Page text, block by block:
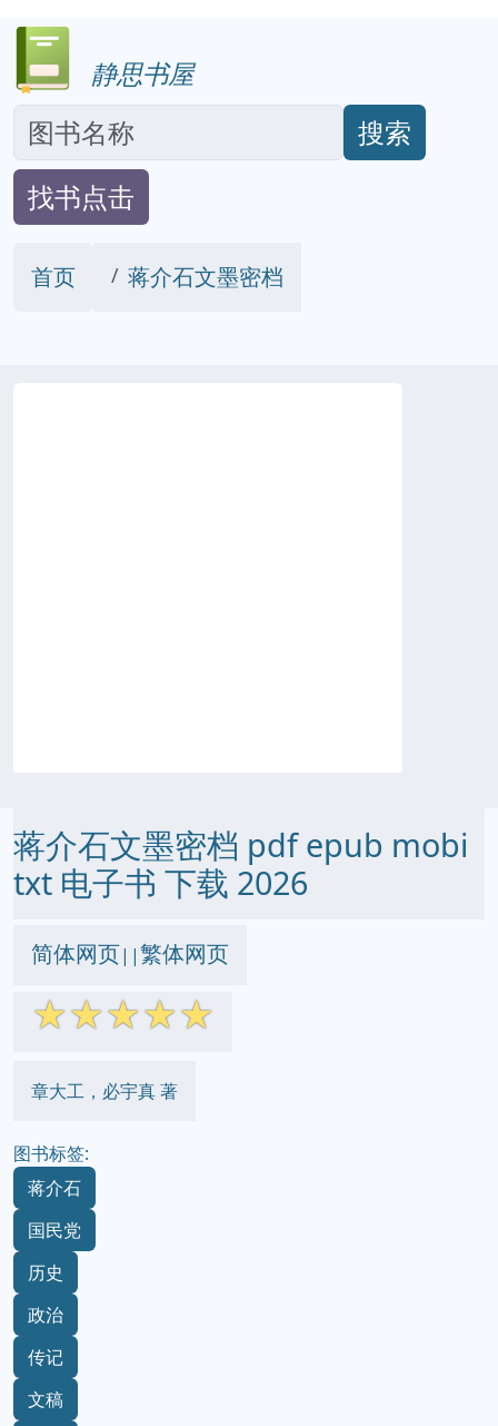
静思书屋
搜索
找书点击
首页 蒋介石文墨密档
蒋介石文墨密档 pdf epub mobi
txt 电子书 下载 2026
简体网页||繁体网页
☆☆☆☆☆
章大工，必宇真 著
图书标签:
蒋介石
国民党
历史
政治
传记
文稿